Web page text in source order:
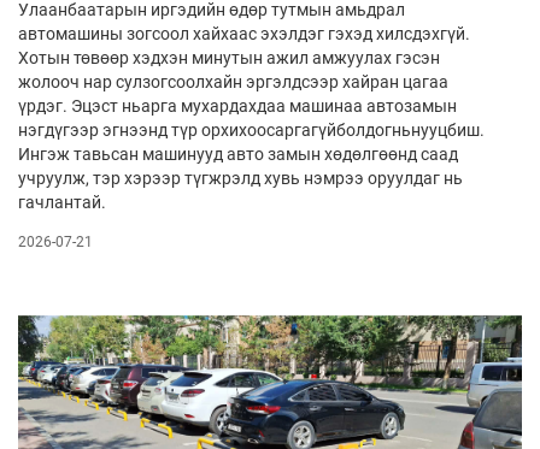
Улаанбаатарын иргэдийн өдөр тутмын амьдрал
автомашины зогсоол хайхаас эхэлдэг гэхэд хилсдэхгүй.
Хотын төвөөр хэдхэн минутын ажил амжуулах гэсэн
жолооч нар сулзогсоолхайн эргэлдсээр хайран цагаа
үрдэг. Эцэст ньарга мухардахдаа машинаа автозамын
нэгдүгээр эгнээнд түр орхихоосаргагүйболдогньнууцбиш.
Ингэж тавьсан машинууд авто замын хөдөлгөөнд саад
учруулж, тэр хэрээр түгжрэлд хувь нэмрээ оруулдаг нь
гачлантай.
2026-07-21